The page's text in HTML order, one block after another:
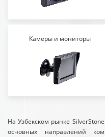
Камеры и мониторы
На Узбекском рынке
основных направлений